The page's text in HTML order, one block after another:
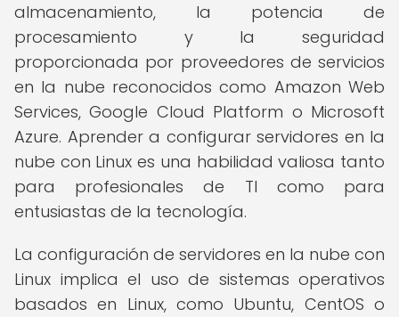
almacenamiento, la potencia de
procesamiento y la seguridad
proporcionada por proveedores de servicios
en la nube reconocidos como Amazon Web
Services, Google Cloud Platform o Microsoft
Azure. Aprender a configurar servidores en la
nube con Linux es una habilidad valiosa tanto
para profesionales de TI como para
entusiastas de la tecnología.
La configuración de servidores en la nube con
Linux implica el uso de sistemas operativos
basados en Linux, como Ubuntu, CentOS o